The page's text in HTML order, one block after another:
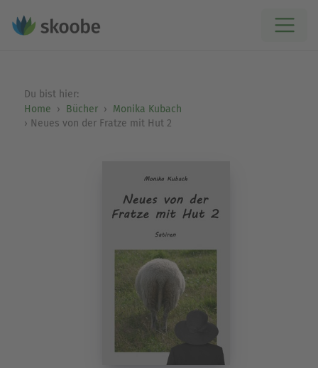
Du bist hier:
Home
Bücher
Monika Kubach
Neues von der Fratze mit Hut 2